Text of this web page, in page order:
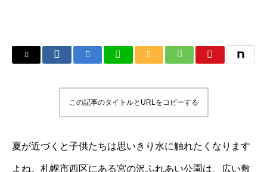
この記事のタイトルとURLをコピーする
夏が近づくと子供たちは思いきり水に触れたくなります
よね。札幌市西区にある宮の沢ふれあい公園は、広い敷